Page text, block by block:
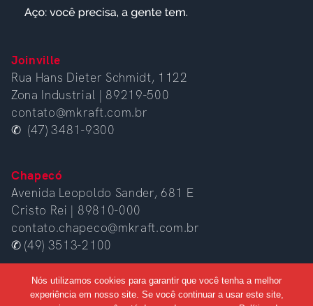
Joinville
Rua Hans Dieter Schmidt, 1122
Zona Industrial | 89219-500
contato@mkraft.com.br
✆ (47) 3481-9300
Chapecó
Avenida Leopoldo Sander, 681 E
Cristo Rei | 89810-000
contato.chapeco@mkraft.com.br
✆ (49) 3513-2100
Nós utilizamos cookies para garantir que você tenha a melhor
experiência em nosso site. Se você continuar a usar este site,